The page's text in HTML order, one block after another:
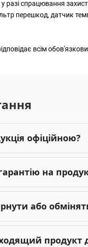
разі спрацювання
перешкод, датчик
всім
офіційною?
на
або
продукт